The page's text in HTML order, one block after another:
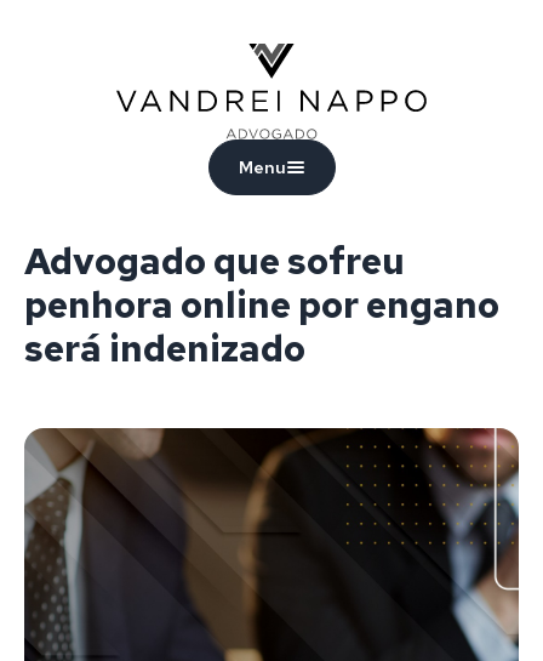
Menu
Advogado que sofreu
penhora online por engano
será indenizado